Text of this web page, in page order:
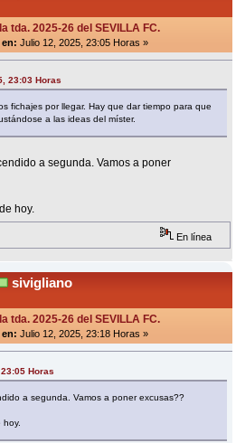
tda. 2025-26 del SEVILLA FC.
en: Julio 12, 2025, 23:05 Horas »
23:03 Horas
fichajes por llegar. Hay que dar tiempo para que
a las ideas del míster.
a segunda. Vamos a poner
hoy.
En línea
sivigliano
tda. 2025-26 del SEVILLA FC.
en: Julio 12, 2025, 23:18 Horas »
Horas
a segunda. Vamos a poner excusas??